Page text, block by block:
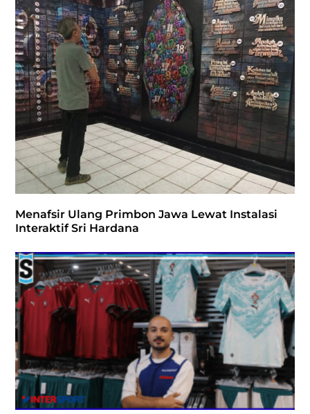
Menafsir Ulang Primbon Jawa Lewat Instalasi
Interaktif Sri Hardana